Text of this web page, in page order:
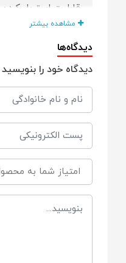
قابلیت استریل کردن
قابل استفاده از بدو
فاقد مواد سمی
بدون BPA
نوع سری
ارتودنسی
جنس سری
مشاهده بیشتر
دیدگاه‌ها
دیدگاه خود را بنویسید